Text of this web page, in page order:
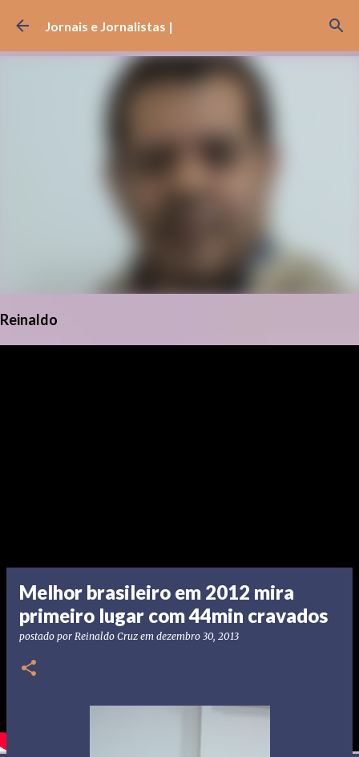
Pular para o conteúdo principal
Jornais e Jornalistas |
Reinaldo
Melhor brasileiro em 2012 mira
primeiro lugar com 44min cravados
postado por Reinaldo Cruz em dezembro 30, 2013